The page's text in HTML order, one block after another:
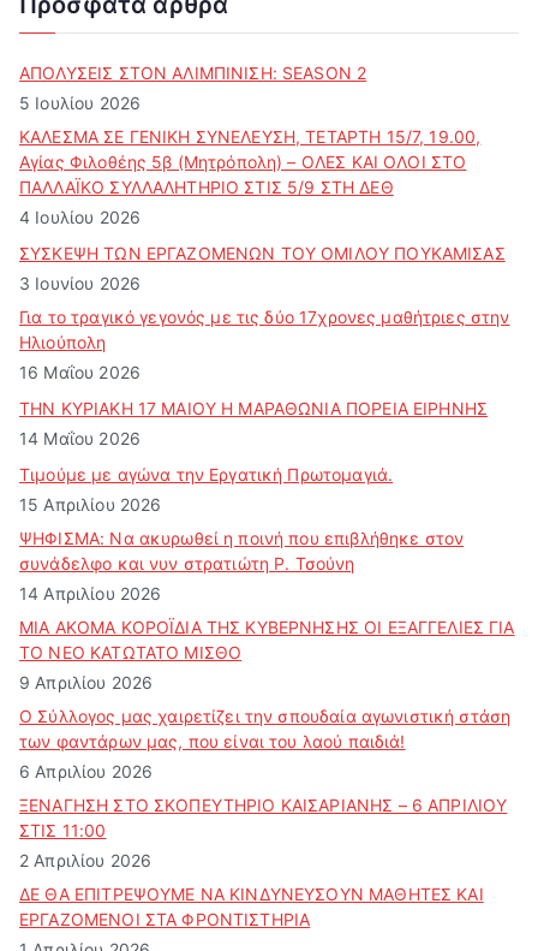
ά
ρ
ρ
ω
ν
ΑΠΟΛΥΣΕΙΣ ΣΤΟΝ ΑΛΙΜΠΙΝΙΣΗ: SEASON 2
5 Ιουλίου 2026
ΚΑΛΕΣΜΑ ΣΕ ΓΕΝΙΚΗ ΣΥΝΕΛΕΥΣΗ, ΤΕΤΑΡΤΗ 15/7, 19.00,
Αγίας Φιλοθέης 5β (Μητρόπολη) – ΟΛΕΣ ΚΑΙ ΟΛΟΙ ΣΤΟ
ΠΑΛΛΑΪΚΟ ΣΥΛΛΑΛΗΤΗΡΙΟ ΣΤΙΣ 5/9 ΣΤΗ ΔΕΘ
4 Ιουλίου 2026
ΣΥΣΚΕΨΗ ΤΩΝ ΕΡΓΑΖΟΜΕΝΩΝ ΤΟΥ ΟΜΙΛΟΥ ΠΟΥΚΑΜΙΣΑΣ
3 Ιουνίου 2026
Για το τραγικό γεγονός με τις δύο 17χρονες μαθήτριες στην
Ηλιούπολη
16 Μαΐου 2026
ΤΗΝ ΚΥΡΙΑΚΗ 17 ΜΑΙΟΥ Η ΜΑΡΑΘΩΝΙΑ ΠΟΡΕΙΑ ΕΙΡΗΝΗΣ
14 Μαΐου 2026
Τιμούμε με αγώνα την Εργατική Πρωτομαγιά.
15 Απριλίου 2026
ΨΗΦΙΣΜΑ: Να ακυρωθεί η ποινή που επιβλήθηκε στον
συνάδελφο και νυν στρατιώτη Ρ. Τσούνη
14 Απριλίου 2026
ΜΙΑ ΑΚΟΜΑ ΚΟΡΟΪΔΙΑ ΤΗΣ ΚΥΒΕΡΝΗΣΗΣ ΟΙ ΕΞΑΓΓΕΛΙΕΣ ΓΙΑ
ΤΟ ΝΕΟ ΚΑΤΩΤΑΤΟ ΜΙΣΘΟ
9 Απριλίου 2026
Ο Σύλλογος μας χαιρετίζει την σπουδαία αγωνιστική στάση
των φαντάρων μας, που είναι του λαού παιδιά!
6 Απριλίου 2026
ΞΕΝΑΓΗΣΗ ΣΤΟ ΣΚΟΠΕΥΤΗΡΙΟ ΚΑΙΣΑΡΙΑΝΗΣ – 6 ΑΠΡΙΛΙΟΥ
ΣΤΙΣ 11:00
2 Απριλίου 2026
ΔΕ ΘΑ ΕΠΙΤΡΕΨΟΥΜΕ ΝΑ ΚΙΝΔΥΝΕΥΣOYN ΜΑΘΗΤΕΣ ΚΑΙ
ΕΡΓΑΖΟΜΕΝΟΙ ΣΤΑ ΦΡΟΝΤΙΣΤΗΡΙΑ